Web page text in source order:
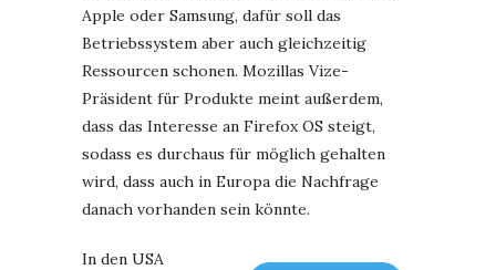
Apple oder Samsung, dafür soll das
Betriebssystem aber auch gleichzeitig
Ressourcen schonen. Mozillas Vize-
Präsident für Produkte meint außerdem,
dass das Interesse an Firefox OS steigt,
sodass es durchaus für möglich gehalten
wird, dass auch in Europa die Nachfrage
danach vorhanden sein könnte.
In den USA